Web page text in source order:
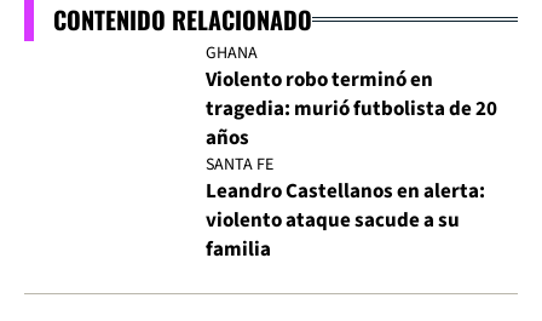
CONTENIDO RELACIONADO
GHANA
Violento robo terminó en
tragedia: murió futbolista de 20
años
SANTA FE
Leandro Castellanos en alerta:
violento ataque sacude a su
familia